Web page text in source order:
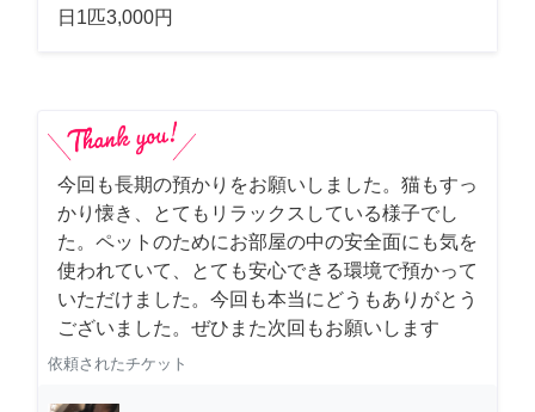
日1匹3,000円
今回も長期の預かりをお願いしました。猫もすっ
かり懐き、とてもリラックスしている様子でし
た。ペットのためにお部屋の中の安全面にも気を
使われていて、とても安心できる環境で預かって
いただけました。今回も本当にどうもありがとう
ございました。ぜひまた次回もお願いします
依頼されたチケット